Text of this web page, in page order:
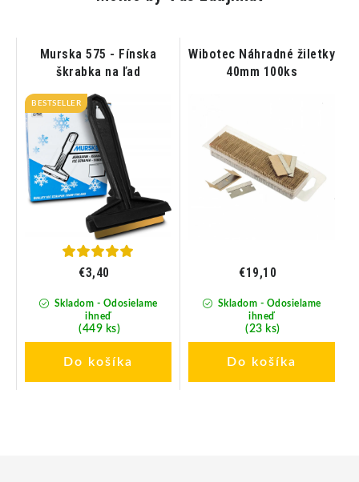
Murska 575 - Fínska
škrabka na ľad
BESTSELLER
Skladom - Odosielame
ihneď
(449 ks)
€3,40
Do košíka
Wibotec Náhradné žiletky
40mm 100ks
Skladom - Odosielame
ihneď
(23 ks)
€19,10
Do košíka